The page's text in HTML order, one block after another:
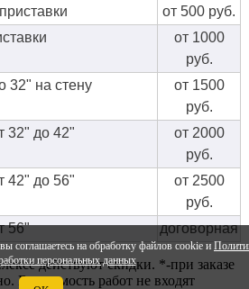
соглашаетесь на обработку файлов cookie и
персональных данных
от 500 руб.
от 1000
руб.
32" на стену
от 1500
руб.
32" до 42"
от 2000
руб.
42" до 56"
от 2500
руб.
56"
договорная
действуют скидки. *-при заказе
В стоимость работ не входят